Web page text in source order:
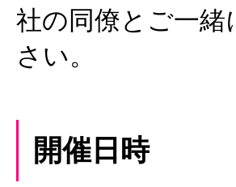
社の同僚とご一
さい。
開催日時